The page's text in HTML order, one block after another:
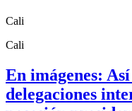
Cali
Cali
En imágenes:
delegaciones